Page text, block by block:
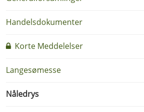
Handelsdokumenter
Korte Meddelelser
Langesømesse
Nåledrys